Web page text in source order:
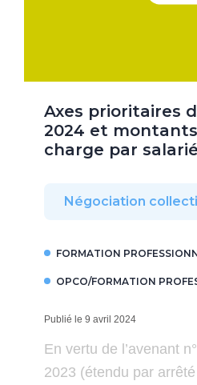
Axes prioritaires
2024 et
charge par salarié
Négociation
FORMATION
OPCO/FORMATION
Publié le 9 avril 2024
En vertu de l’avenant
2023 (étendu par